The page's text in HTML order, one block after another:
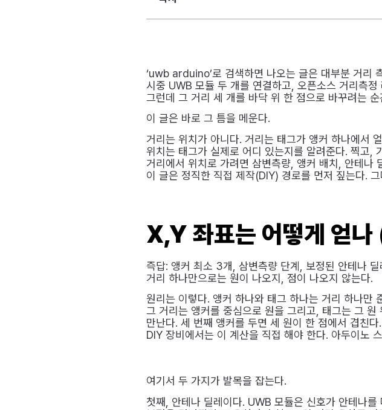
‘uwb arduino’로 검색하면 나오는 글은 대부분 거리
시중 UWB 모듈 두 개를 연결하고, 오픈소스 거리측
그런데 그 거리 세 개를 바닥 위 한 점으로 바꾸려는
이 글은 바로 그 틈을 메운다.
거리는 위치가 아니다. 거리는 태그가 앵커 하나에서
위치는 태그가 실제로 어디 있는지를 알려준다. 찍고,
거리에서 위치로 가려면 삼변측량, 앵커 배치, 안테나
이 글은 정직한 직접 제작(DIY) 경로를 먼저 짚는다.
X,Y 좌표는 어떻게 얻
즉답: 앵커 최소 3개, 삼변측량 단계, 보정된 안테나 딜
거리 하나만으로는 원이 나오지, 점이 나오지 않는다.
원리는 이렇다. 앵커 하나와 태그 하나는 거리 하나만
그 거리는 앵커를 중심으로 원을 그리고, 태그는 그
만난다. 세 번째 앵커를 두면 세 원이 한 점에서 겹친
DIY 장비에서는 이 계산을 직접 해야 한다. 아두이노
여기서 두 가지가 발목을 잡는다.
첫째, 안테나 딜레이다. UWB 모듈은 신호가 안테나